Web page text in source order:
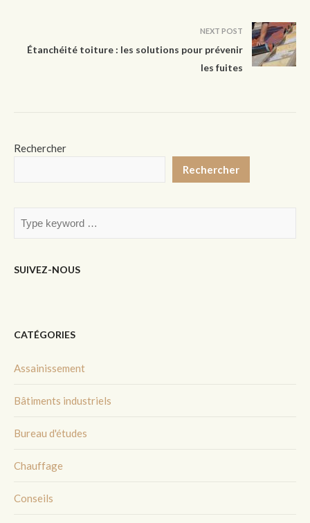
NEXT POST
Étanchéité toiture : les solutions pour prévenir
les fuites
Rechercher
Rechercher
SUIVEZ-NOUS
CATÉGORIES
Assainissement
Bâtiments industriels
Bureau d'études
Chauffage
Conseils